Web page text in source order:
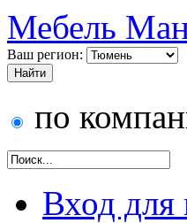
Мебель
Ваш регион:
по
Вход для